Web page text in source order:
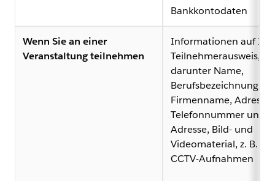
Bankkontodaten
Wenn Sie an einer
Veranstaltung teilnehmen
Informationen auf
Teilnehmerausweis,
darunter Name,
Berufsbezeichnung,
Firmenname,
Telefonnummer und
Adresse, Bild- und
Videomaterial, z. B.
CCTV-Aufnahmen